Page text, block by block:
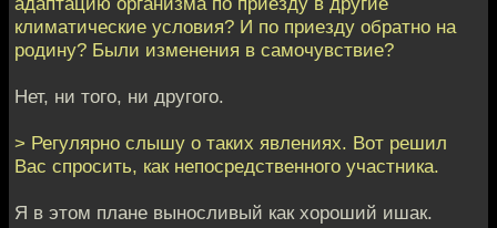
климатические условия? И по приезду обратно на
родину? Были изменения в самочувствие?
Нет, ни того, ни другого.
> Регулярно слышу о таких явлениях. Вот решил
Вас спросить, как непосредственного участника.
Я в этом плане выносливый как хороший ишак.